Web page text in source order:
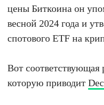
цены Биткоина он
весной 2024 года и
спотового ETF на
Вот соответствующая
которую приводит